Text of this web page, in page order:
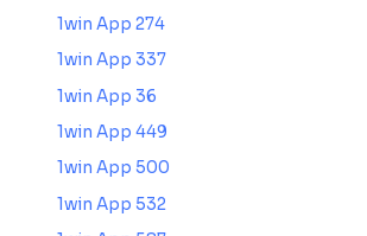
1win App 274
1win App 337
1win App 36
1win App 449
1win App 500
1win App 532